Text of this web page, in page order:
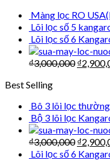
Màng lọc RO
Lõi lọc số 5
Lõi lọc số 6
₫3,000,000 ₫
Best Selling
Bô 3 lõi lọc thường
Bộ 3 lõi lọc
₫3,000,000 ₫
Lõi lọc số 6